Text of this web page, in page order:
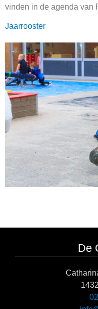
vinden in de agenda van
Jaarrooster
De